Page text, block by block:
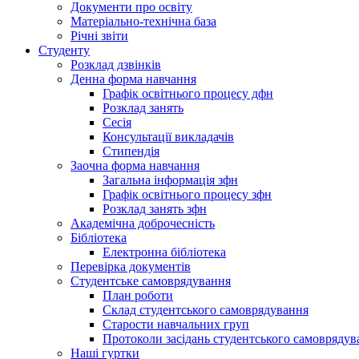
Документи про освіту
Матеріально-технічна база
Річні звіти
Студенту
Розклад дзвінків
Денна форма навчання
Графік освітнього процесу дфн
Розклад занять
Сесія
Консультації викладачів
Стипендія
Заочна форма навчання
Загальна інформація зфн
Графік освітнього процесу зфн
Розклад занять зфн
Академічна доброчесність
Бібліотека
Електронна бібліотека
Перевірка документів
Студентське самоврядування
План роботи
Склад студентського самоврядування
Старости навчальних груп
Протоколи засідань студентського
Наші гуртки